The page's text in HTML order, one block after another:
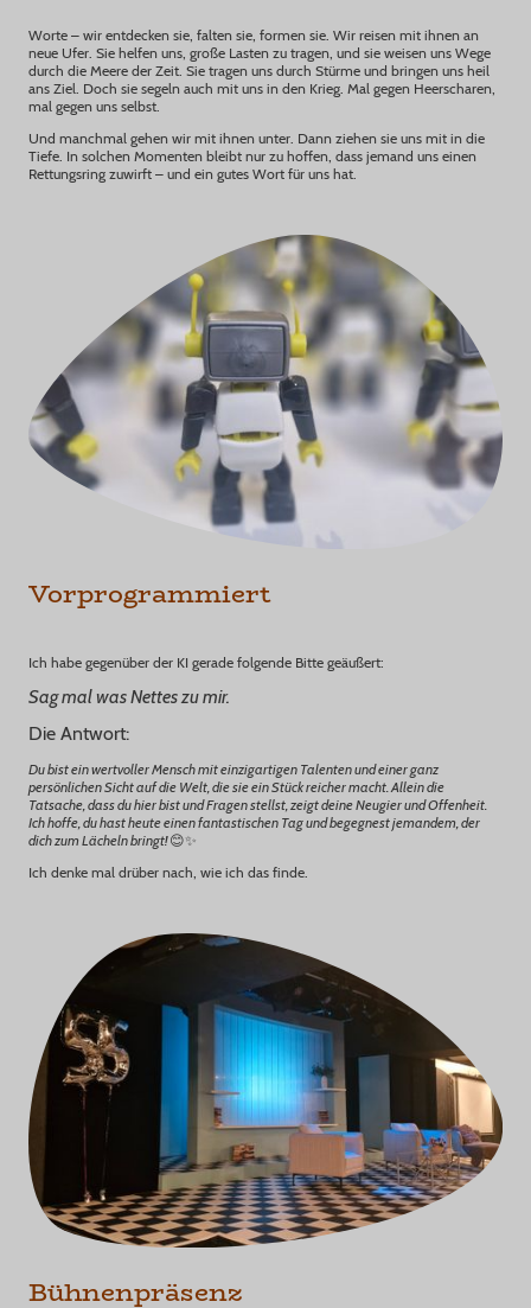
Worte – wir entdecken sie, falten sie, formen sie. Wir reisen mit ihnen an
neue Ufer. Sie helfen uns, große Lasten zu tragen, und sie weisen uns Wege
durch die Meere der Zeit. Sie tragen uns durch Stürme und bringen uns heil
ans Ziel. Doch sie segeln auch mit uns in den Krieg. Mal gegen Heerscharen,
mal gegen uns selbst.
Und manchmal gehen wir mit ihnen unter. Dann ziehen sie uns mit in die
Tiefe. In solchen Momenten bleibt nur zu hoffen, dass jemand uns einen
Rettungsring zuwirft – und ein gutes Wort für uns hat.
Vorprogrammiert
Ich habe gegenüber der KI gerade folgende Bitte geäußert:
Sag mal was Nettes zu mir.
Die Antwort:
Du bist ein wertvoller Mensch mit einzigartigen Talenten und einer ganz
persönlichen Sicht auf die Welt, die sie ein Stück reicher macht. Allein die
Tatsache, dass du hier bist und Fragen stellst, zeigt deine Neugier und Offenheit.
Ich hoffe, du hast heute einen fantastischen Tag und begegnest jemandem, der
dich zum Lächeln bringt!😊✨
Ich denke mal drüber nach, wie ich das finde.
Bühnenpräsenz